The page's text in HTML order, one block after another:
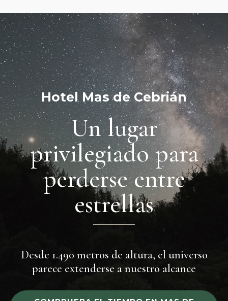
Hotel Mas de Cebrián
Un lugar
privilegiado para
perderse entre
estrellas
Desde 1.490 metros de altura, el universo
parece extenderse a nuestro alcance